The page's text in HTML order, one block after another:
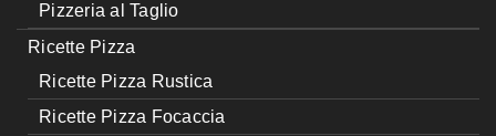
Pizzeria al Taglio
Ricette Pizza
Ricette Pizza Rustica
Ricette Pizza Focaccia